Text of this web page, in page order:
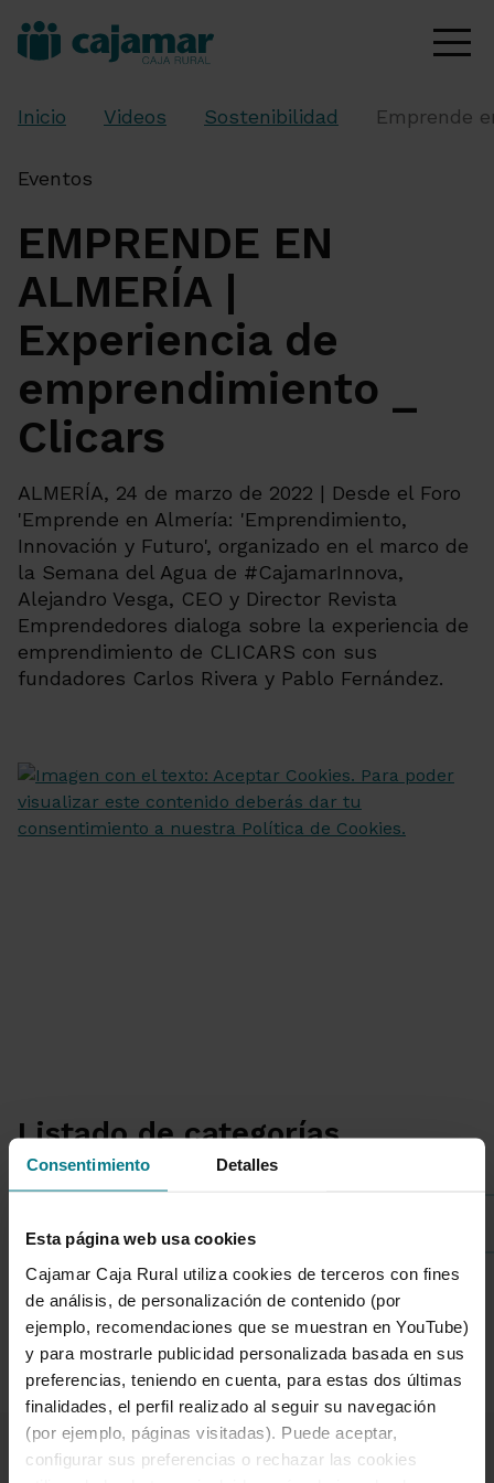
Consentimiento Detalles
Esta página web usa cookies
Cajamar Caja Rural utiliza cookies de terceros con fines
de análisis, de personalización de contenido (por
ejemplo, recomendaciones que se muestran en YouTube)
y para mostrarle publicidad personalizada basada en sus
preferencias, teniendo en cuenta, para estas dos últimas
finalidades, el perfil realizado al seguir su navegación
(por ejemplo, páginas visitadas). Puede aceptar,
configurar sus preferencias o rechazar las cookies
Inicio Videos Sostenibilidad Emprende
Eventos
EMPRENDE EN
ALMERÍA |
Experiencia de
emprendimiento _
Clicars
ALMERÍA, 24 de marzo de 2022 | Desde el Foro
'Emprende en Almería: 'Emprendimiento,
Innovación y Futuro', organizado en el marco de
la Semana del Agua de #CajamarInnova,
Alejandro Vesga, CEO y Director Revista
Emprendedores dialoga sobre la experiencia de
emprendimiento de CLICARS con sus
fundadores Carlos Rivera y Pablo Fernández.
Listado de categorías